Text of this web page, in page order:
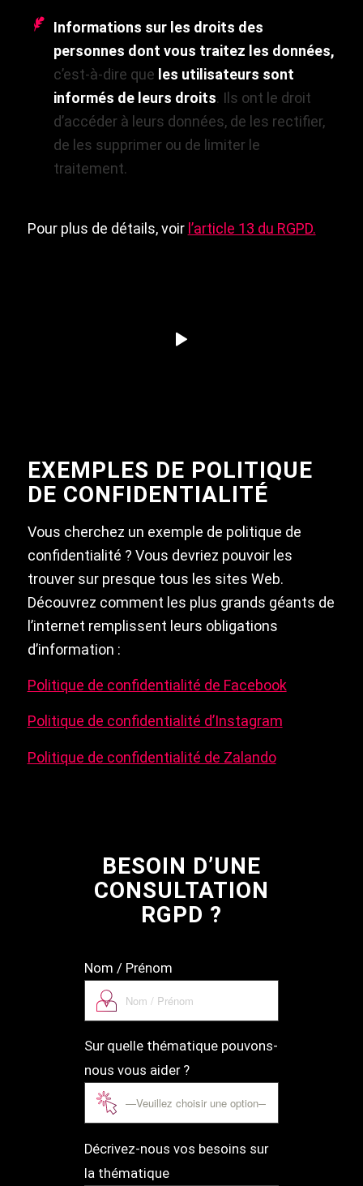
Informations sur les droits des
personnes dont vous traitez les données,
c’est-à-dire que les utilisateurs sont
informés de leurs droits. Ils ont le droit
d’accéder à leurs données, de les rectifier,
de les supprimer ou de limiter le
traitement.
Pour plus de détails, voir l’article 13 du RGPD.
EXEMPLES DE POLITIQUE
DE CONFIDENTIALITÉ
Vous cherchez un exemple de politique de
confidentialité ? Vous devriez pouvoir les
trouver sur presque tous les sites Web.
Découvrez comment les plus grands géants de
l’internet remplissent leurs obligations
d’information :
Politique de confidentialité de Facebook
Politique de confidentialité d’Instagram
Politique de confidentialité de Zalando
BESOIN D’UNE
CONSULTATION
RGPD ?
Nom / Prénom
Sur quelle thématique pouvons-
nous vous aider ?
Décrivez-nous vos besoins sur
la thématique